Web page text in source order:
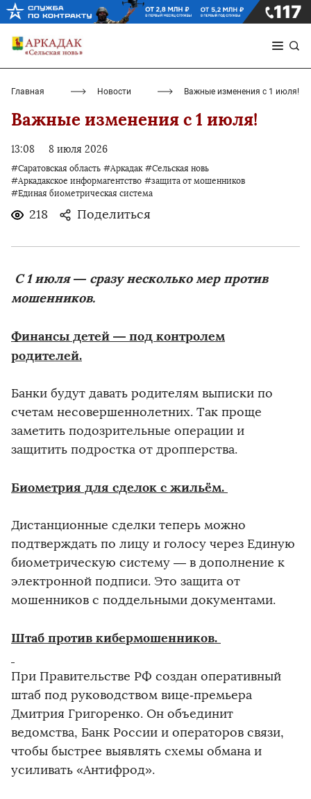
Главная Новости Важные изменения с 1 июля!
Важные изменения с 1 июля!
13:08 8 июля 2026
#Саратовская область #Аркадак #Сельская новь
#Аркадакское информагентство #защита от мошенников
#Единая биометрическая система
218 Поделиться
️ С 1 июля — сразу несколько мер против
мошенников.
Финансы детей — под контролем
родителей.
Банки будут давать родителям выписки по
счетам несовершеннолетних. Так проще
заметить подозрительные операции и
защитить подростка от дропперства.
Биометрия для сделок с жильём.
Дистанционные сделки теперь можно
подтверждать по лицу и голосу через Единую
биометрическую систему — в дополнение к
электронной подписи. Это защита от
мошенников с поддельными документами.
Штаб против кибермошенников.
При Правительстве РФ создан оперативный
штаб под руководством вице‑премьера
Дмитрия Григоренко. Он объединит
ведомства, Банк России и операторов связи,
чтобы быстрее выявлять схемы обмана и
усиливать «Антифрод».